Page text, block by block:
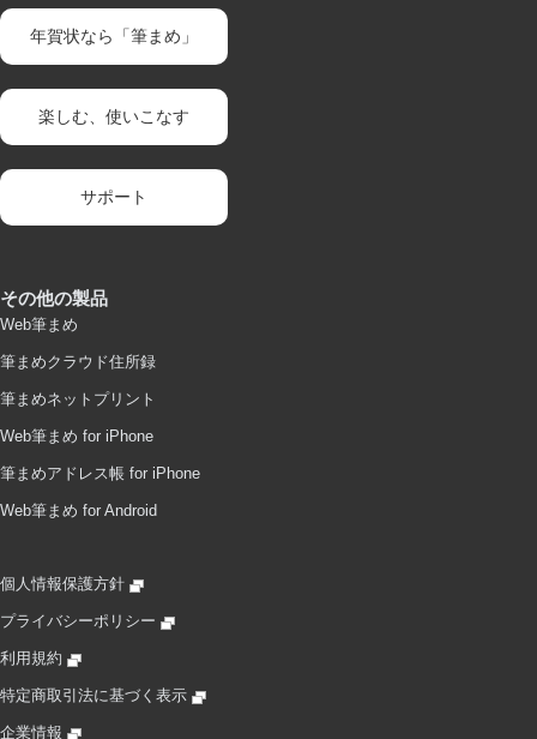
年賀状なら「筆まめ」
楽しむ、使いこなす
サポート
その他の製品
Web筆まめ
筆まめクラウド住所録
筆まめネットプリント
Web筆まめ for iPhone
筆まめアドレス帳 for iPhone
Web筆まめ for Android
個人情報保護方針
プライバシーポリシー
利用規約
特定商取引法に基づく表示
企業情報